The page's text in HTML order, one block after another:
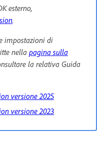
esterno,
.
impostazioni di
nella pagina sulla
la relativa Guida
versione 2025
versione 2023